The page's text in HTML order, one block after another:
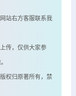
站右方客服联系我
传，仅供大家参
权归原著所有，禁